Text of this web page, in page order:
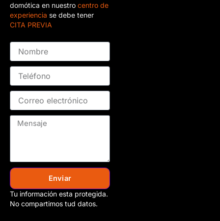
domótica en nuestro centro de
experiencia se debe tener
CITA PREVIA
Enviar
Tu información esta protegida.
No compartimos tud datos.